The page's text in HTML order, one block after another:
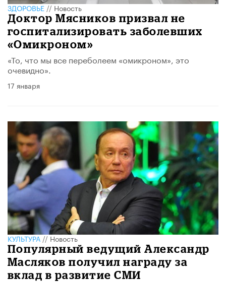
ЗДОРОВЬЕ//Новость
Доктор Мясников призвал не
госпитализировать заболевших
«Омикроном»
«То, что мы все переболеем «омикроном», это
очевидно».
17 января
КУЛЬТУРА//Новость
Популярный ведущий Александр
Масляков получил награду за
вклад в развитие СМИ